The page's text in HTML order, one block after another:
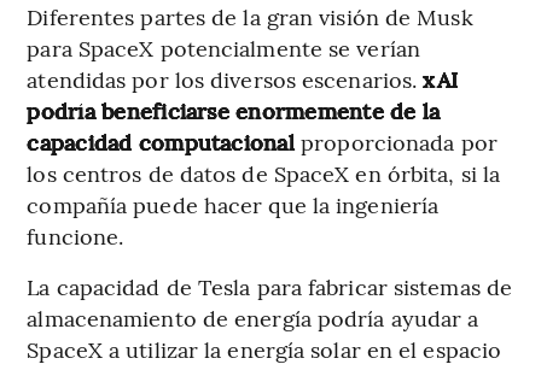
Diferentes partes de la gran visión de Musk
para SpaceX potencialmente se verían
atendidas por los diversos escenarios.xAI
podría beneficiarse enormemente de la
capacidad computacionalproporcionada por
los centros de datos de SpaceX en órbita, si la
compañía puede hacer que la ingeniería
funcione.
La capacidad de Tesla para fabricar sistemas de
almacenamiento de energía podría ayudar a
SpaceX a utilizar la energía solar en el espacio